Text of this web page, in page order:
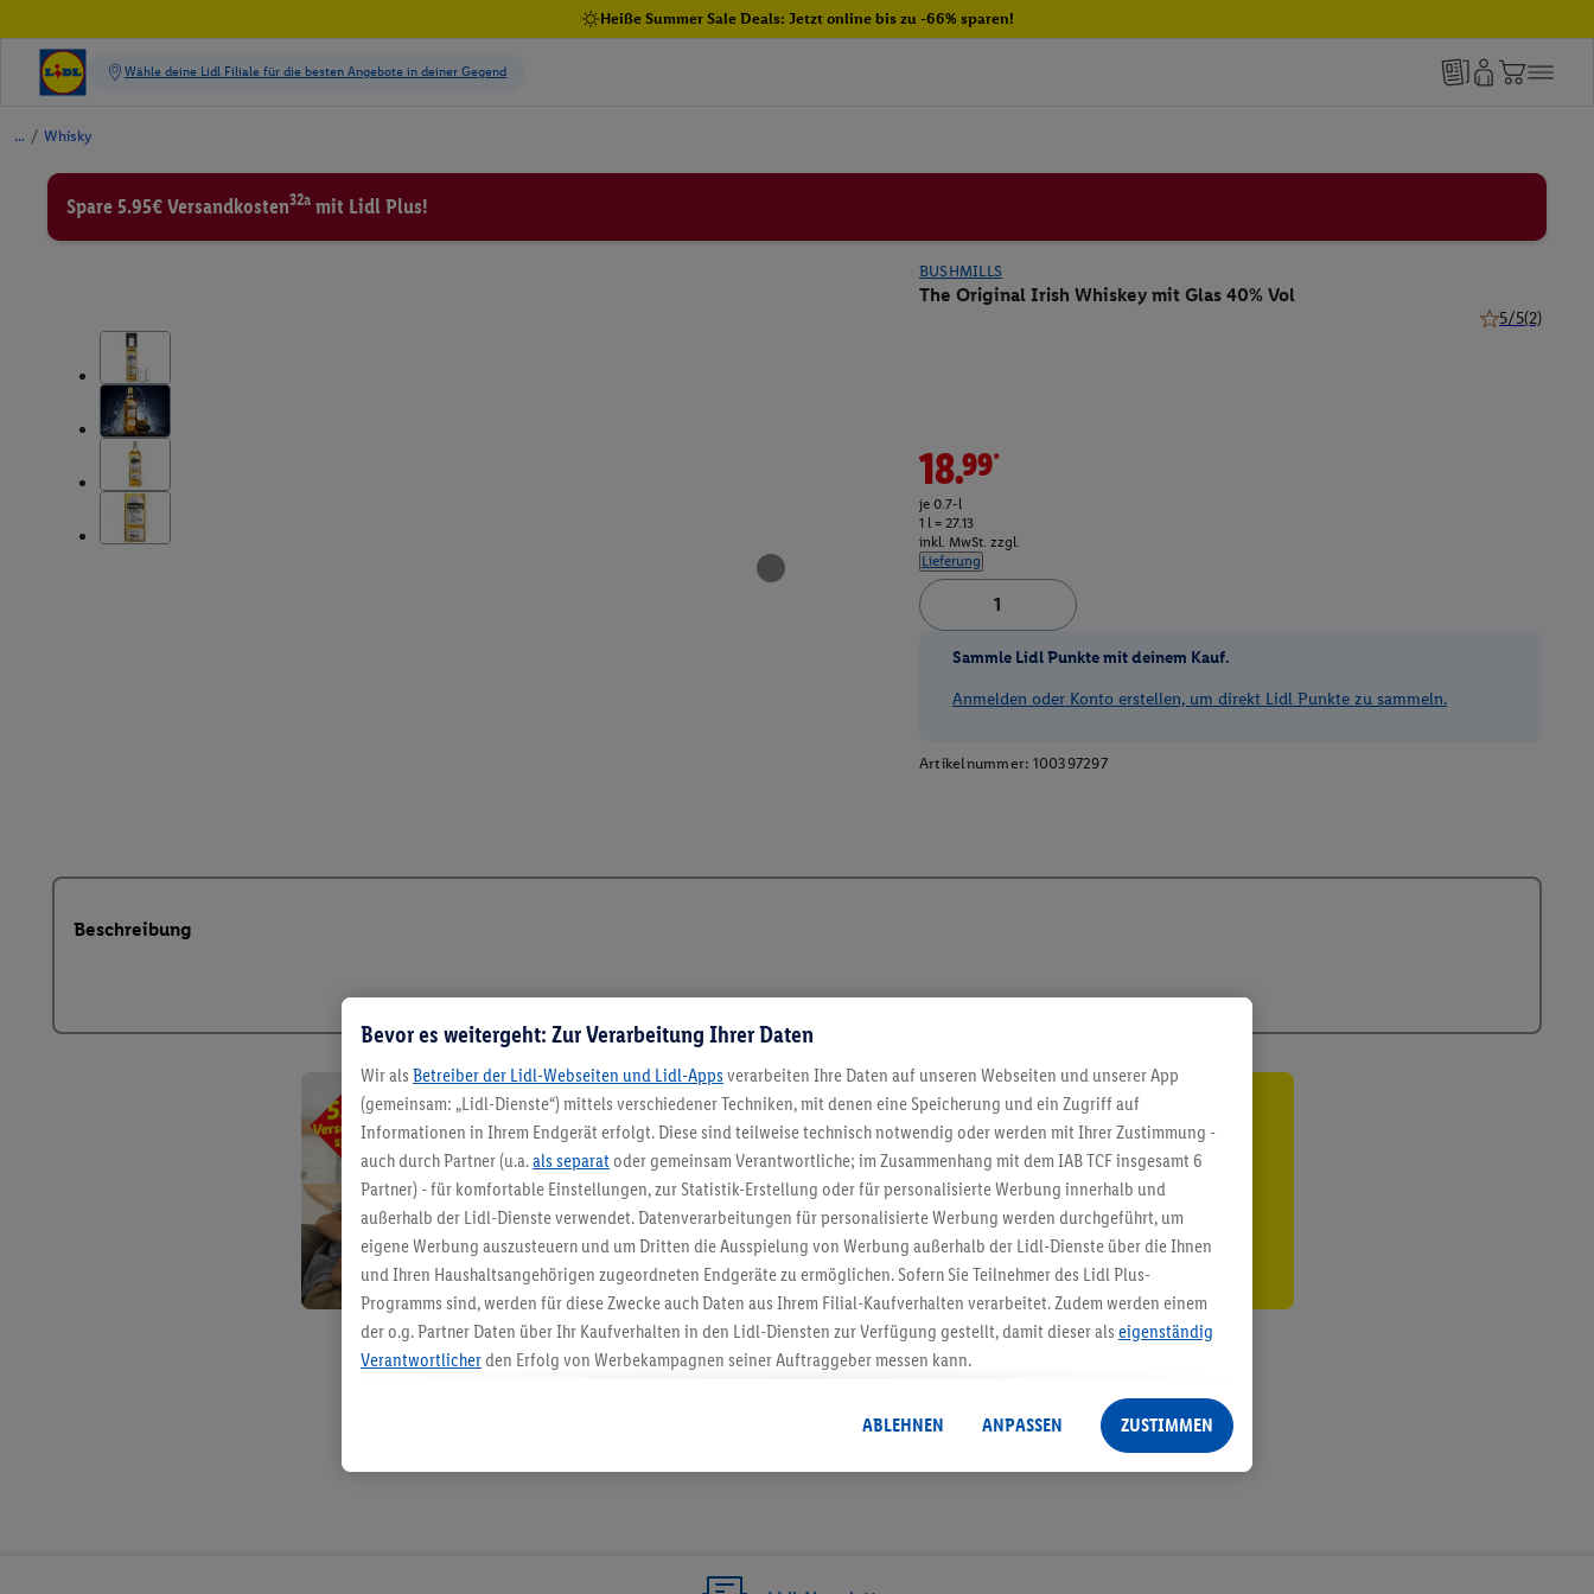
Heiße Summer Sale Deals: Jetzt online bis zu -66% sparen!
/ Whisky
Spare 5.95€ Versandkosten32a mit Lidl Plus!
BUSHMILLS
The Original Irish Whiskey mit Glas 40% Vol
5/5(2)
18.99*
je 0.7-l
1 l = 27.13
inkl. MwSt. zzgl.
Lieferung
Sammle Lidl Punkte mit deinem Kauf.
Anmelden oder Konto erstellen, um direkt Lidl Punkte zu sammeln.
Artikelnummer: 100397297
Beschreibung
5.95 € Versand sparen³²ᵃ
Jetzt zum Newsletter anmelden
Gutschein sichern!
Bevor es weitergeht: Zur Verarbeitung Ihrer Daten
Wir als Betreiber der Lidl-Webseiten und Lidl-Apps verarbeiten Ihre Daten auf unseren Webseiten und unserer App
(gemeinsam: „Lidl-Dienste“) mittels verschiedener Techniken, mit denen eine Speicherung und ein Zugriff auf
Informationen in Ihrem Endgerät erfolgt. Diese sind teilweise technisch notwendig oder werden mit Ihrer Zustimmung -
auch durch Partner (u.a.als separat oder gemeinsam Verantwortliche; im Zusammenhang mit dem IAB TCF insgesamt 6
Partner) - für komfortable Einstellungen, zur Statistik-Erstellung oder für personalisierte Werbung innerhalb und
außerhalb der Lidl-Dienste verwendet. Datenverarbeitungen für personalisierte Werbung werden durchgeführt, um
eigene Werbung auszusteuern und um Dritten die Ausspielung von Werbung außerhalb der Lidl-Dienste über die Ihnen
und Ihren Haushaltsangehörigen zugeordneten Endgeräte zu ermöglichen. Sofern Sie Teilnehmer des Lidl Plus-
Programms sind, werden für diese Zwecke auch Daten aus Ihrem Filial-Kaufverhalten verarbeitet. Zudem werden einem
der o.g. Partner Daten über Ihr Kaufverhalten in den Lidl-Diensten zur Verfügung gestellt, damit dieser als eigenständig
Verantwortlicherden Erfolg von Werbekampagnen seiner Auftraggeber messen kann.
angereicherten Profilen. Dies umfasst die Zusammenführung von Daten (z.B. über Ihre Nutzung der Lidl-Dienste, Ihr
Kaufverhalten in den Lidl-Diensten, Informationen aus Ihrem Kundenkonto - z.B. Alter oder Geschlecht - sowie Ihre
genauen Standortdaten) auch über verschiedene Endgeräte und Lidl-Dienste hinweg einschließlich dem Speichern von
Sicherung und Optimierung dieser Werbeausspielungen.
ABLEHNEN ANPASSEN ZUSTIMMEN